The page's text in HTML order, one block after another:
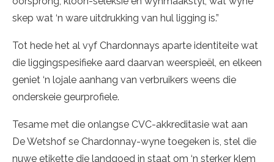
skep wat ‘n ware uitdrukking van hul ligging is.”
Tot hede het al vyf Chardonnays aparte identiteite wat
die liggingspesifieke aard daarvan weerspieël, en elkeen
geniet ‘n lojale aanhang van verbruikers weens die
onderskeie geurprofiele.
Tesame met die onlangse CVC-akkreditasie wat aan
De Wetshof se Chardonnay-wyne toegeken is, stel die
nuwe etikette die landgoed in staat om ‘n sterker klem